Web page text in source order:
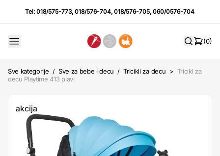
Tel:018/575-773,018/576-704,018/576-705,060/0576-704
(0)
Sve kategorije / Sve za bebe i decu / Tricikli za decu > Tricikl za
decu Playtime 413 plavi
akcija